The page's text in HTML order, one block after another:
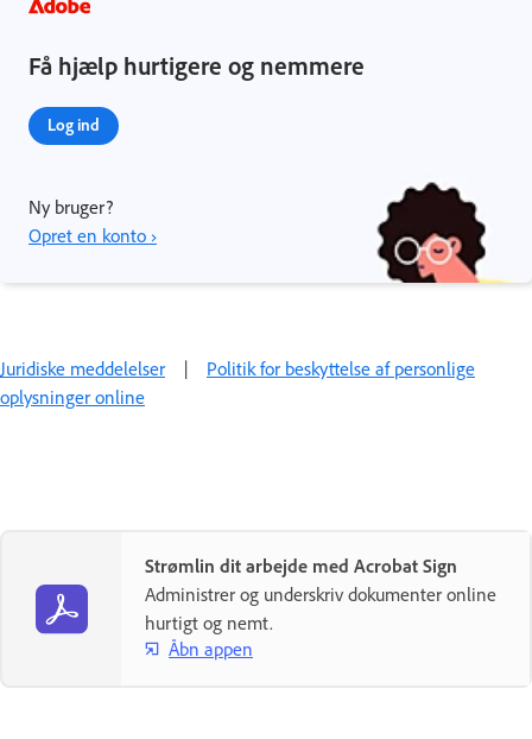
Få hjælp hurtigere og nemmere
Log ind
Ny bruger?
Opret en konto ›
Juridiske meddelelser | Politik for beskyttelse af personlige
oplysninger online
Strømlin dit arbejde med Acrobat Sign
Administrer og underskriv dokumenter online
hurtigt og nemt.
Åbn appen